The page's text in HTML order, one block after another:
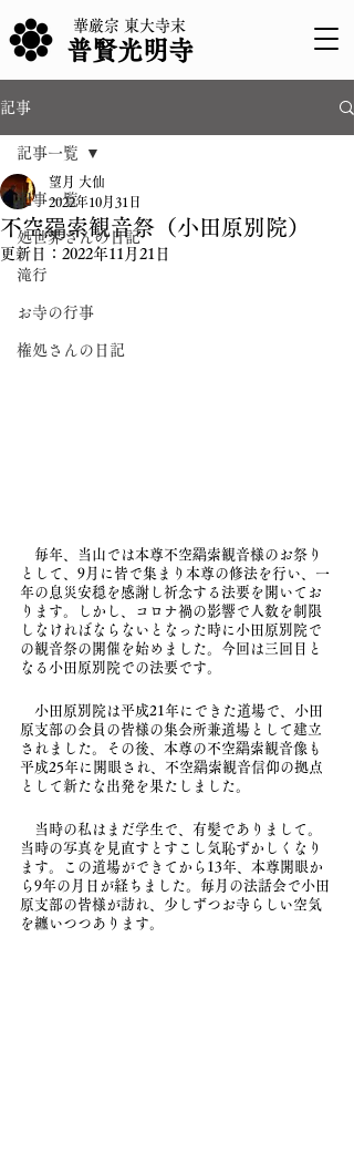
普賢光明寺
華厳宗 東大寺末
記事
記事一覧
処世界さんの日記
滝行
お寺の行事
権処さんの日記
記事一覧
不空羂索観音祭（小田原別院）
望月 大仙
2022年10月31日
更新日： 2022年11月21日
毎年、当山では本尊不空羂索観音様のお祭り
として、9月に皆で集まり本尊の修法を行い、一
年の息災安穏を感謝し祈念する法要を開いてお
ります。しかし、コロナ禍の影響で人数を制限
しなければならないとなった時に小田原別院で
の観音祭の開催を始めました。今回は三回目と
なる小田原別院での法要です。
小田原別院は平成21年にできた道場で、小田
原支部の会員の皆様の集会所兼道場として建立
されました。その後、本尊の不空羂索観音像も
平成25年に開眼され、不空羂索観音信仰の拠点
として新たな出発を果たしました。
当時の私はまだ学生で、有髪でありまして。
当時の写真を見直すとすこし気恥ずかしくなり
ます。この道場ができてから13年、本尊開眼か
ら9年の月日が経ちました。毎月の法話会で小田
原支部の皆様が訪れ、少しずつお寺らしい空気
を纏いつつあります。